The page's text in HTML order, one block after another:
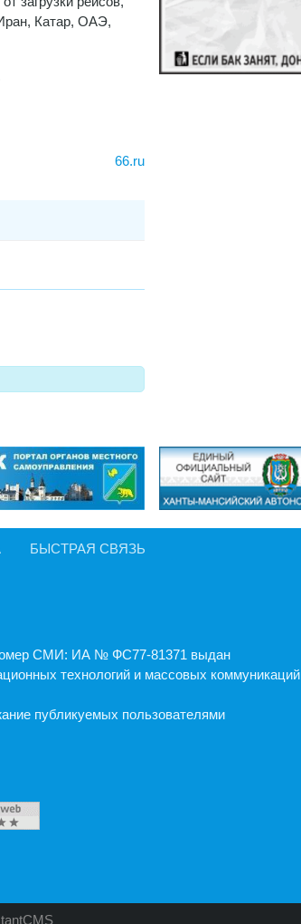
Катар, ОАЭ,
66.ru
БЫСТРАЯ СВЯЗЬ
номер СМИ: ИА № ФС77-81371 выдан
технологий и массовых коммуникаций
публикуемых пользователями